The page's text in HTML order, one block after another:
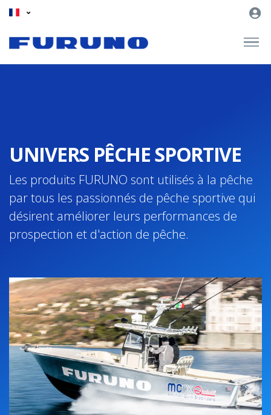
UNIVERS PÊCHE SPORTIVE
Les produits FURUNO sont utilisés à la pêche
par tous les passionnés de pêche sportive qui
désirent améliorer leurs performances de
prospection et d'action de pêche.